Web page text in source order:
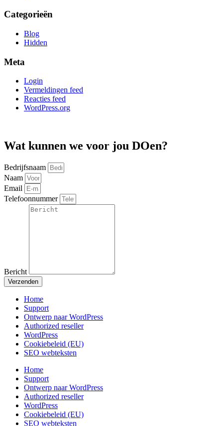
Categorieën
Blog
Hidden
Meta
Login
Vermeldingen feed
Reacties feed
WordPress.org
Wat kunnen we voor jou DOen?
Bedrijfsnaam
Naam
Email
Telefoonnummer
Bericht
Verzenden
Home
Support
Ontwerp naar WordPress
Authorized reseller
WordPress
Cookiebeleid (EU)
SEO webteksten
Home
Support
Ontwerp naar WordPress
Authorized reseller
WordPress
Cookiebeleid (EU)
SEO webteksten